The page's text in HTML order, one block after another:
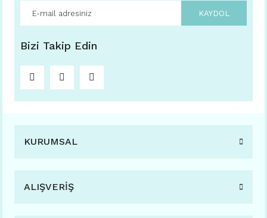
KAYDOL
Bizi Takip Edin
KURUMSAL
ALIŞVERİŞ